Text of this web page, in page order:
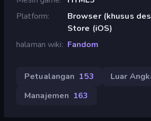
Platform
Browser (khusus
Store (iOS)
halaman wiki
Fandom
Petualangan 153 Luar
Manajemen 163